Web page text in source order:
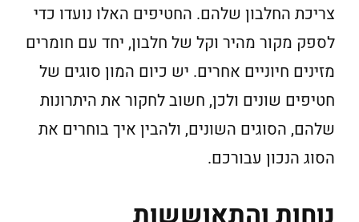
צריכת החלבון שלהם. החטיפים האלו נועדו כדי
לספק מקור מהיר וקל של חלבון, יחד עם חומרים
מזינים חיוניים אחרים. יש כיום המון סוגים של
חטיפים שונים ולכן, חשוב לחקור את היתרונות
שלהם, הסוגים השונים, ולהבין איך בוחרים את
הסוג הנכון עבורכם.